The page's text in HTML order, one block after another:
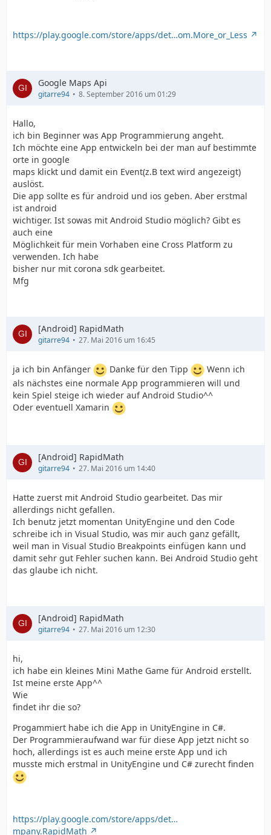
https://play.google.com/store/apps/det…om.More_or_Less
Google Maps Api
gitarre94 8. September 2016 um 01:29
Hallo,
ich bin Beginner was App Programmierung angeht.
Ich möchte eine App entwickeln bei der man auf bestimmte
orte in google
maps klickt und damit ein Event(z.B text wird angezeigt)
auslöst.
Die app sollte es für android und ios geben. Aber erstmal
ist android
wichtiger. Ist sowas mit Android Studio möglich? Gibt es
auch eine
Möglichkeit für mein Vorhaben eine Cross Platform zu
verwenden. Ich habe
bisher nur mit corona sdk gearbeitet.
Mfg
[Android] RapidMath
gitarre94 27. Mai 2016 um 16:45
ja ich bin Anfänger Danke für den Tipp
Wenn ich
als nächstes eine normale App programmieren will und
kein Spiel steige ich wieder auf Android Studio^^
Oder eventuell Xamarin
[Android] RapidMath
gitarre94 27. Mai 2016 um 14:40
Hatte zuerst mit Android Studio gearbeitet. Das mir
allerdings nicht gefallen.
Ich benutz jetzt momentan UnityEngine und den Code
schreibe ich in Visual Studio, was mir auch ganz gefällt,
weil man in Visual Studio Breakpoints einfügen kann und
damit sehr gut Fehler suchen kann. Bei Android Studio geht
das glaube ich nicht.
[Android] RapidMath
gitarre94 27. Mai 2016 um 12:30
hi,
ich habe ein kleines Mini Mathe Game für Android erstellt.
Ist meine erste App^^
Wie
findet ihr die so?
Progammiert habe ich die App in UnityEngine in C#.
Der Programmieraufwand war für diese App jetzt nicht so
hoch, allerdings ist es auch meine erste App und ich
musste mich erstmal in UnityEngine und C# zurecht finden
https://play.google.com/store/apps/det…
mpany.RapidMath